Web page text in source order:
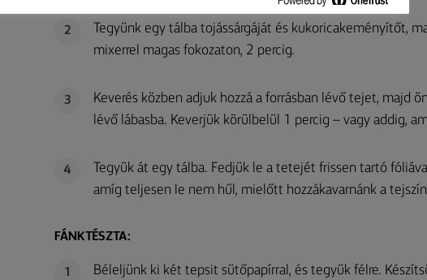
2
Tegyünk egy tálba tojássárgáját és kukoricakeményítőt,
mixerrel magas fokozaton, 2 percig.
3
Keverés közben adjuk hozzá a forrásban lévő tejet, majd
lévő lábasba. Keverjük körülbelül 1 percig – vagy addig,
4
Tegyük át egy tálba. Fedjük le a tetejét frissen tartó
amíg teljesen le nem hűl, mielőtt hozzákavarnánk a
FÁNKTÉSZTA:
1
Béleljünk ki két tepsit sütőpapírral, és tegyük félre.